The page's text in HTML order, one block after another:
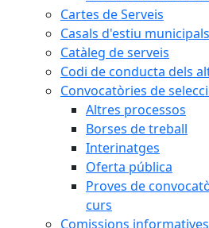
Cartes de Serveis
Casals d'estiu municipals
Catàleg de serveis
Codi de conducta dels
Convocatòries de
Altres processos
Borses de treball
Interinatges
Oferta pública
Proves de
curs
Comissions informatives